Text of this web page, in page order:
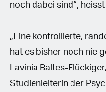
noch dabei sind“,
„Eine kontrollierte,
hat es bisher noch nie
Lavinia Baltes-
Studienleiterin der